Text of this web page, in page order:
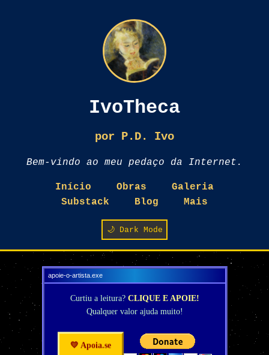
IvoTheca
por P.D. Ivo
Bem-vindo ao meu pedaço da Internet.
Início Obras
Galeria
Substack
Blog Mais
🌙 Dark Mode
apoie-o-artista.exe
Curtiu a leitura? CLIQUE E APOIE!
Qualquer valor ajuda muito!
💛 Apoia.se